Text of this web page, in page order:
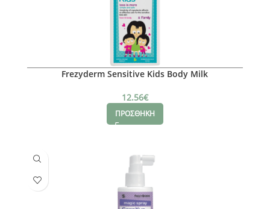
Frezyderm Sensitive Kids Body Milk
12.56€
ΠΡΟΣΘΗΚΗ